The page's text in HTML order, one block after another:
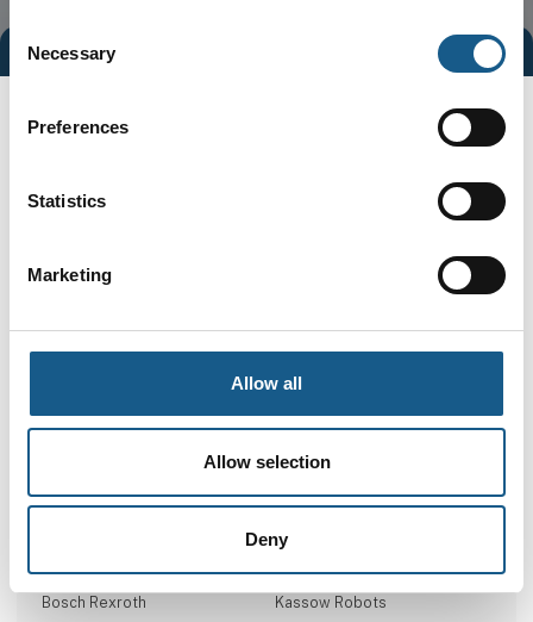
Consent
Selection
Necessary
Preferences
Statistics
Marketing
Allow all
Allow selection
Deny
Gå til hjemmeside
Kassow Robots
Repræsenterede virksomheder
Bosch Rexroth Kassow Robots